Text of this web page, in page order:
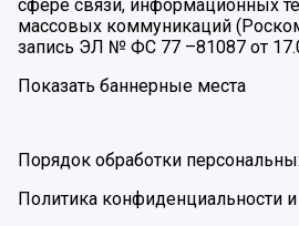
сфере связи, информационных
массовых коммуникаций
запись ЭЛ № ФС 77 –81087 от
Показать баннерные места
Порядок обработки
Политика конфиденциальности